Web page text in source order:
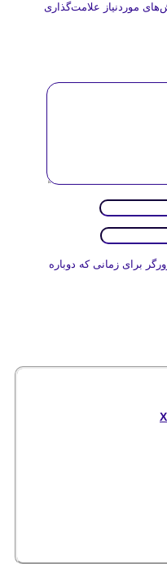
موردنیاز علامت‌گذاری
برای زمانی که دوباره